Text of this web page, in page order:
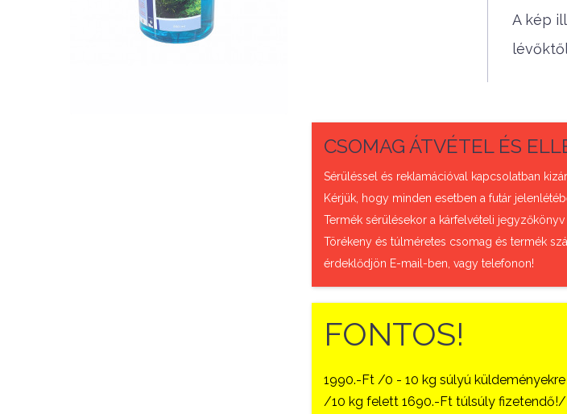
KOSÁRBA
A kép
CSOMAG ÁTVÉTEL ÉS
Sérüléssel és reklamációval kapcsolatban
Kérjük, hogy minden esetben a futár
Termék sérülésekor a kárfelvételi
Törékeny és túlméretes csomag és termék
érdeklődjön E-mail-ben, vagy telefonon!
FONTOS!
1990.-Ft /0 - 10 kg súlyú
/10 kg felett 1690.-Ft túlsúly fizetendő!/